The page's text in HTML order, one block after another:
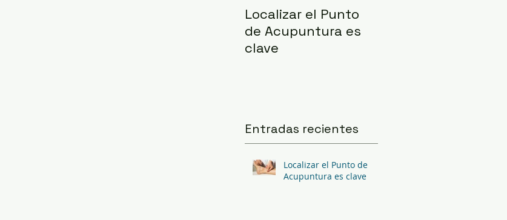
Localizar el Punto
de Acupuntura es
clave
Entradas recientes
Localizar el Punto de
Acupuntura es clave